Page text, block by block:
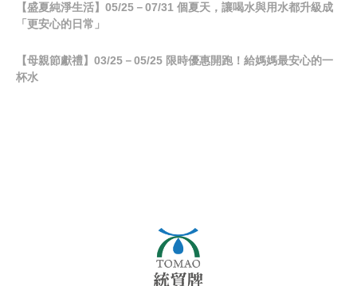
【盛夏純淨生活】05/25－07/31 個夏天，讓喝水與用水都升級成
「更安心的日常」
【母親節獻禮】03/25－05/25 限時優惠開跑！給媽媽最安心的一
杯水